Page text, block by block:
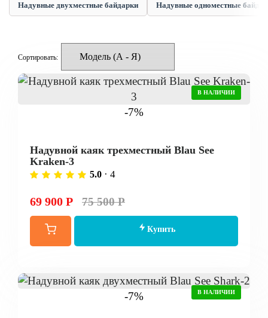
Надувные двухместные байдарки Надувные одноместные
Сортировать:
-7%
В НАЛИЧИИ
Надувной каяк трехместный Blau See
Kraken-3
5.0 · 4
69 900 Р 75 500 Р
Купить
-7% В НАЛИЧИИ